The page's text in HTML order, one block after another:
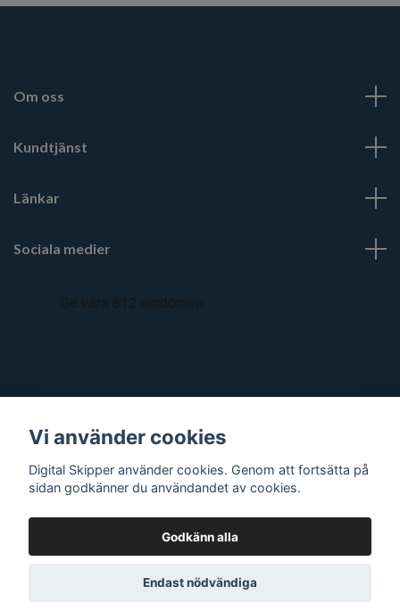
Om oss
Kundtjänst
Länkar
Sociala medier
© 2026 Digital Skipper
Vi använder cookies
Digital Skipper använder cookies. Genom att fortsätta på
sidan godkänner du användandet av cookies.
Godkänn alla
Endast nödvändiga